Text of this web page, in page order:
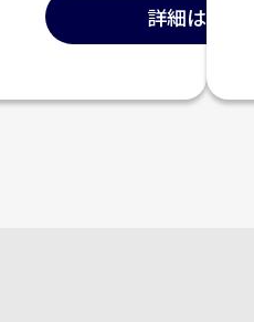
詳細はこちら